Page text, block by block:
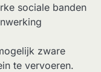
sociale banden
zware
te vervoeren.